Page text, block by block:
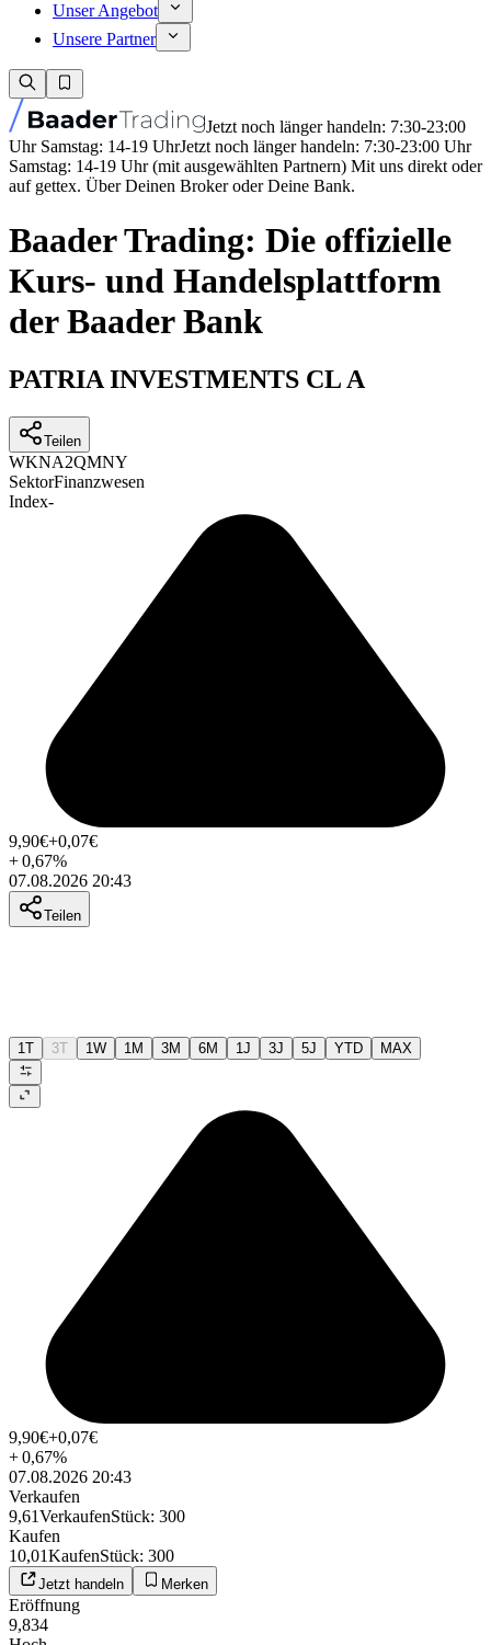
Unser Angebot
Unsere Partner
Jetzt noch länger handeln: 7:30-23:00
Uhr Samstag: 14-19 UhrJetzt noch länger handeln: 7:30-23:00 Uhr
Samstag: 14-19 Uhr (mit ausgewählten Partnern) Mit uns direkt oder
auf gettex. Über Deinen Broker oder Deine Bank.
Baader Trading: Die offizielle
Kurs- und Handelsplattform
der Baader Bank
PATRIA INVESTMENTS CL A
Teilen
WKNA2QMNY
SektorFinanzwesen
Index-
9,90€+0,07€
+0,67%
07.08.2026 20:43
Teilen
1T 3T 1W 1M 3M 6M 1J 3J 5J YTD MAX
9,90€+0,07€
+0,67%
07.08.2026 20:43
Verkaufen
9,61VerkaufenStück: 300
Kaufen
10,01KaufenStück: 300
Jetzt handeln Merken
Eröffnung
9,834